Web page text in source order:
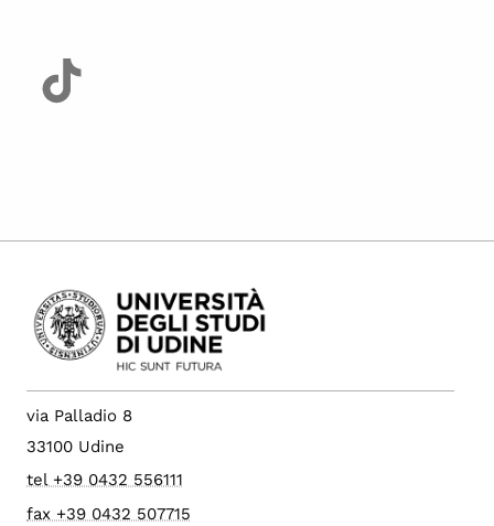
via Palladio 8
33100 Udine
tel +39 0432 556111
fax +39 0432 507715